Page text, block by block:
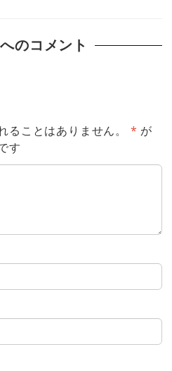
のコメント
ることはありません。 * が
す